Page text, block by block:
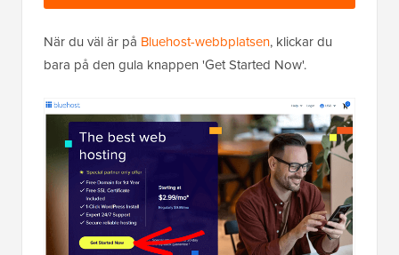
När du väl är på Bluehost-webbplatsen, klickar du
bara på den gula knappen 'Get Started Now'.